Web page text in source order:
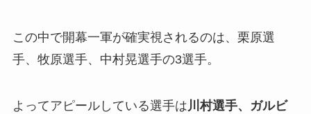
この中で開幕一軍が確実視されるのは、栗原選
手、牧原選手、中村晃選手の3選手。
よってアピールしている選手は川村選手、ガルビ